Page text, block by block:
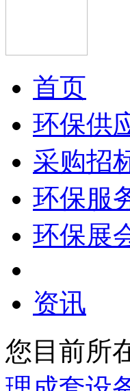
首页
环保供
采购招
环保服
环保展
资讯
您目前所